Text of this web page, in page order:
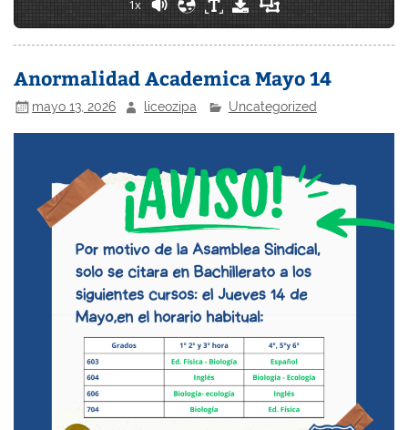
1x
Anormalidad Academica Mayo 14
mayo 13, 2026 liceozipa Uncategorized